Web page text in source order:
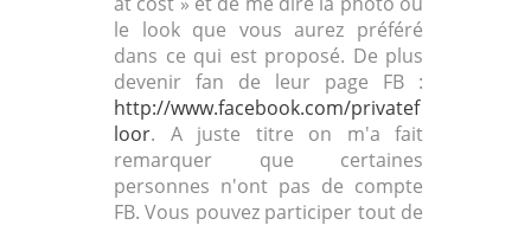
le look que vous aurez préféré
dans ce qui est proposé. De plus
devenir fan de leur page FB :
http://www.facebook.com/privatef
loor. A juste titre on m'a fait
remarquer que certaines
personnes n'ont pas de compte
FB. Vous pouvez participer tout de